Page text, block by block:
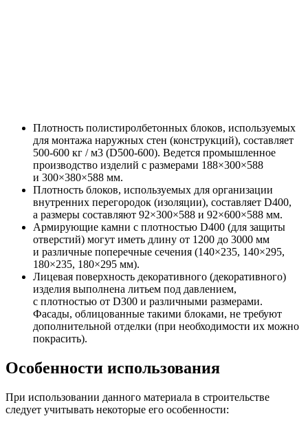
Плотность полистиролбетонных блоков, используемых
для монтажа наружных стен (конструкций), составляет
500-600 кг / м3 (D500-600). Ведется промышленное
производство изделий с размерами 188×300×588
и 300×380×588 мм.
Плотность блоков, используемых для организации
внутренних перегородок (изоляции), составляет D400,
а размеры составляют 92×300×588 и 92×600×588 мм.
Армирующие камни с плотностью D400 (для защиты
отверстий) могут иметь длину от 1200 до 3000 мм
и различные поперечные сечения (140×235, 140×295,
180×235, 180×295 мм).
Лицевая поверхность декоративного (декоративного)
изделия выполнена литьем под давлением,
с плотностью от D300 и различными размерами.
Фасады, облицованные такими блоками, не требуют
дополнительной отделки (при необходимости их можно
покрасить).
Особенности использования
При использовании данного материала в строительстве
следует учитывать некоторые его особенности: